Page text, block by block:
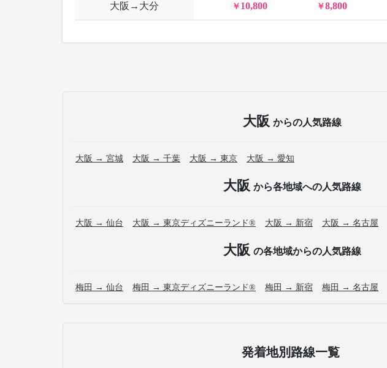
大阪→大分 10,800 8,800
大阪 からの人気路線
大阪 → 宮城 大阪 → 千葉 大阪 → 東京 大阪 → 愛知
大阪 から各地域への人気路線
大阪 → 仙台 大阪 → 東京ディズニーランド® 大阪 → 新宿 大阪 → 名古屋
大阪 の各地域からの人気路線
梅田 → 仙台 梅田 → 東京ディズニーランド® 梅田 → 新宿 梅田 → 名古屋
発着地別路線一覧